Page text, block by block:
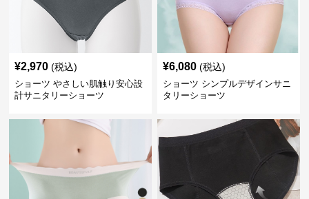
¥2,970 (税込)
ショーツ やさしい肌触り安心設
計サニタリーショーツ
¥6,080 (税込)
ショーツ シンプルデザインサニ
タリーショーツ